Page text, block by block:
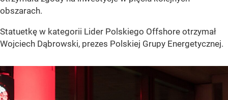
obszarach.
Statuetkę w kategorii Lider Polskiego Offshore otrzymał
Wojciech Dąbrowski, prezes Polskiej Grupy Energetycznej.